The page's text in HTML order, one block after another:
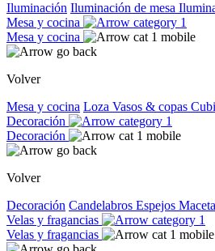
Iluminación Iluminación de mesa
Mesa y cocina
Mesa y cocina
Volver
Mesa y cocina Loza Vasos & copas
Decoración
Decoración
Volver
Decoración Candelabros Espejos
Velas y fragancias
Velas y fragancias